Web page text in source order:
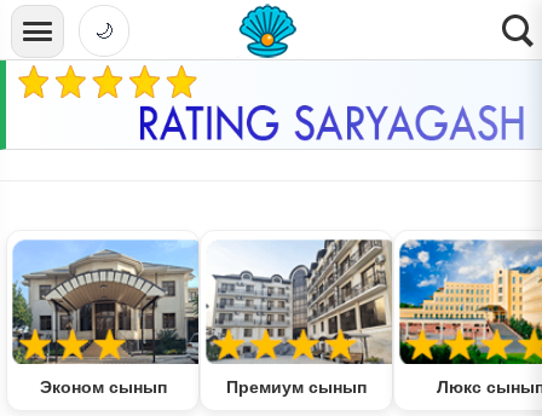
Эконом сынып Премиум сынып Люкс
🌙